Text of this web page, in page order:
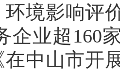
境影响评
企业超160
中山市开